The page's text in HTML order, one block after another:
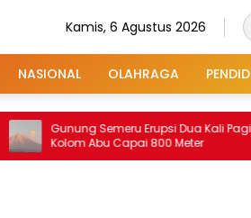
Kamis, 6 Agustus 2026
NASIONAL OLAHRAGA
Gunung Semeru Erupsi Dua Kali Pagi Ini,
Kolom Abu Capai 800 Meter